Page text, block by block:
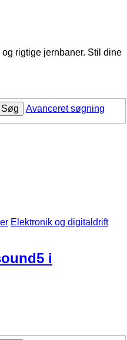
rigtige jernbaner. Stil dine
Søg Avanceret søgning
Elektronik og digitaldrift
i